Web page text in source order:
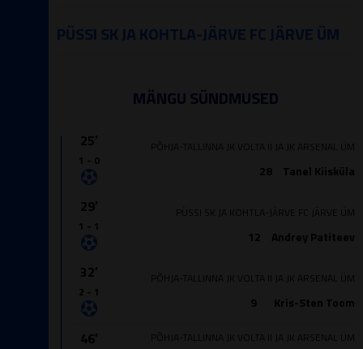
PÜSSI SK JA KOHTLA-JÄRVE FC JÄRVE ÜM
MÄNGU SÜNDMUSED
25′
1 - 0
28 Tanel Kiisküla
PÕHJA-TALLINNA JK VOLTA II JA JK ARSENAL ÜM
29′
1 - 1
12 Andrey Patiteev
PÜSSI SK JA KOHTLA-JÄRVE FC JÄRVE ÜM
32′
2 - 1
9 Kris-Sten Toom
PÕHJA-TALLINNA JK VOLTA II JA JK ARSENAL ÜM
46′ PÕHJA-TALLINNA JK VOLTA II JA JK ARSENAL ÜM